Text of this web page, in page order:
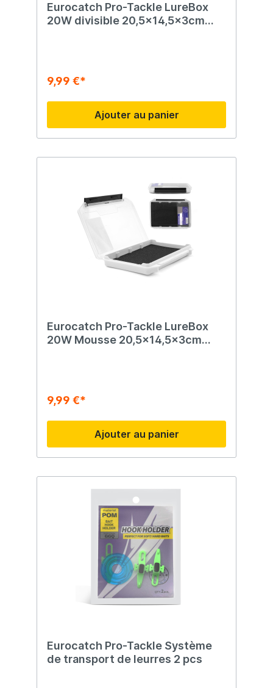
Eurocatch Pro-Tackle LureBox
20W divisible 20,5x14,5x3cm
9,99 €*
Ajouter au panier
Eurocatch Pro-Tackle LureBox
20W Mousse 20,5x14,5x3cm
9,99 €*
Ajouter au panier
Eurocatch Pro-Tackle Système
de transport de leurres 2 pcs